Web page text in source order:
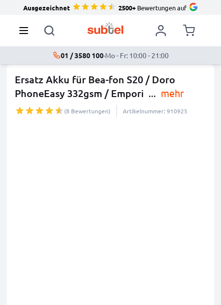
Ausgezeichnet 2500+Bewertungen auf
01 / 3580 100·Mo - Fr: 10:00 - 21:00
Ersatz Akku für Bea-fon S20 / Doro
PhoneEasy 332gsm / Empori ... mehr
(8 Bewertungen) Artikelnummer: 910925